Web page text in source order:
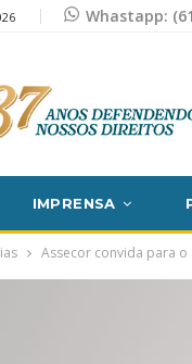
Whastapp:
IMPRENSA
Assecor convida para o